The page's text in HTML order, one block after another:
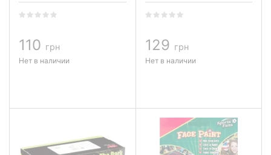
110 грн
Нет в наличии
129 грн
Нет в наличии